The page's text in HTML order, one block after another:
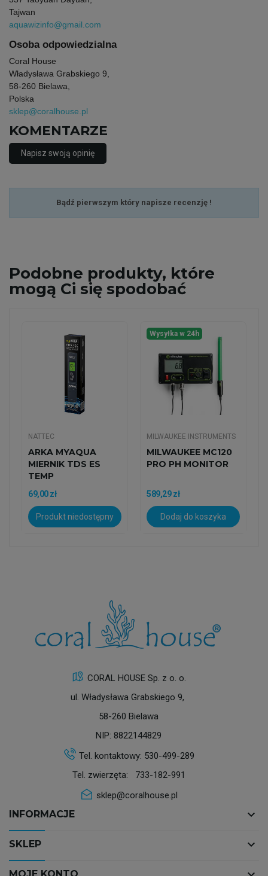
Tajwan
aquawizinfo@gmail.com
Osoba odpowiedzialna
Coral House
Władysława Grabskiego 9,
58-260 Bielawa,
Polska
sklep@coralhouse.pl
KOMENTARZE
Napisz swoją opinię
Bądź pierwszym który napisze recenzję !
Podobne produkty, które
mogą Ci się spodobać
NATTEC
ARKA MYAQUA
MIERNIK TDS ES
TEMP
69,00 zł
Produkt niedostępny
Wysyłka w 24h
MILWAUKEE INSTRUMENTS
MILWAUKEE MC120
PRO PH MONITOR
589,29 zł
Dodaj do koszyka
CORAL HOUSE Sp. z o. o.
ul. Władysława Grabskiego 9,
58-260 Bielawa
NIP: 8822144829
Tel. kontaktowy: 530-499-289
Tel. zwierzęta: 733-182-991
sklep@coralhouse.pl
INFORMACJE keyboard_arrow_down
SKLEP keyboard_arrow_down